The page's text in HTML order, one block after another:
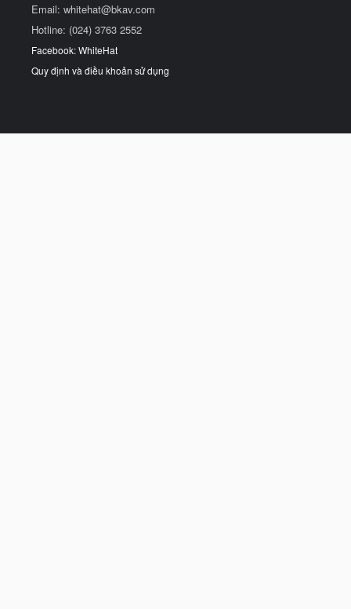
Email: whitehat@bkav.com
Hotline: (024) 3763 2552
Facebook: WhiteHat
Quy định và điều khoản sử dụng